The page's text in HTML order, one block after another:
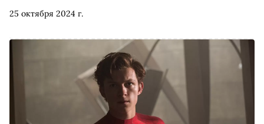
25 октября 2024 г.
филиалом для расширения работы с наследием
с основателем галереи, искусствоведом Сергеем
Поповым о диктате денег в современном арт-мире,
инерции массового вкуса и поисках бессмертия
в искусстве и за его пределами